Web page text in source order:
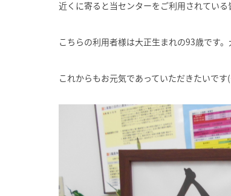
近くに寄ると当センターをご利用されてい
こちらの利用者様は大正生まれの93歳です
これからもお元気であっていただきたいで